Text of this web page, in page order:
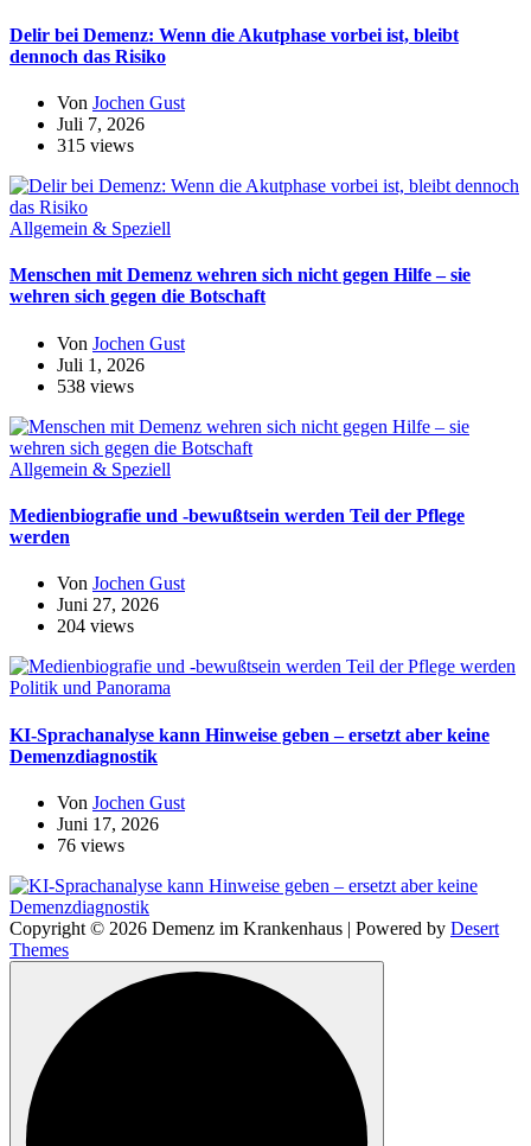
Delir bei Demenz: Wenn die Akutphase vorbei ist, bleibt
dennoch das Risiko
Von Jochen Gust
Juli 7, 2026
315 views
Allgemein & Speziell
Menschen mit Demenz wehren sich nicht gegen Hilfe – sie
wehren sich gegen die Botschaft
Von Jochen Gust
Juli 1, 2026
538 views
Allgemein & Speziell
Medienbiografie und -bewußtsein werden Teil der Pflege
werden
Von Jochen Gust
Juni 27, 2026
204 views
Politik und Panorama
KI-Sprachanalyse kann Hinweise geben – ersetzt aber keine
Demenzdiagnostik
Von Jochen Gust
Juni 17, 2026
76 views
Copyright © 2026 Demenz im Krankenhaus | Powered by Desert
Themes